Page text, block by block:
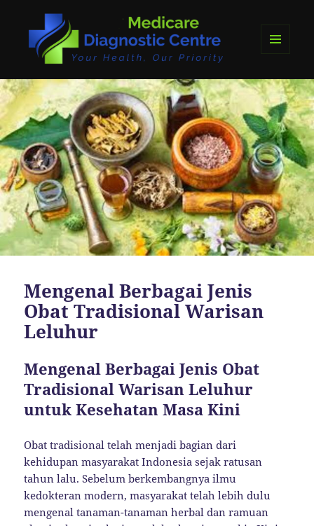
medicare diagnostics
WIDGET
Mengenal Berbagai Jenis
Obat Tradisional Warisan
Leluhur
Mengenal Berbagai Jenis Obat
Tradisional Warisan Leluhur
untuk Kesehatan Masa Kini
Obat tradisional telah menjadi bagian dari
kehidupan masyarakat Indonesia sejak ratusan
tahun lalu. Sebelum berkembangnya ilmu
kedokteran modern, masyarakat telah lebih dulu
mengenal tanaman-tanaman herbal dan ramuan